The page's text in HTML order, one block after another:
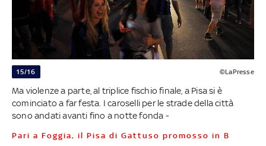
15/16 ©LaPresse
Ma violenze a parte, al triplice fischio finale, a Pisa si è
cominciato a far festa. I caroselli per le strade della città
sono andati avanti fino a notte fonda -
Pari a Foggia, il Pisa di Gattuso promosso in B